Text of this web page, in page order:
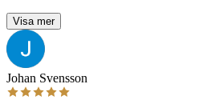
Visa mer
Johan Svensson